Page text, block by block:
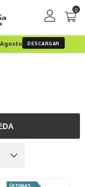
0
DESCARGAR